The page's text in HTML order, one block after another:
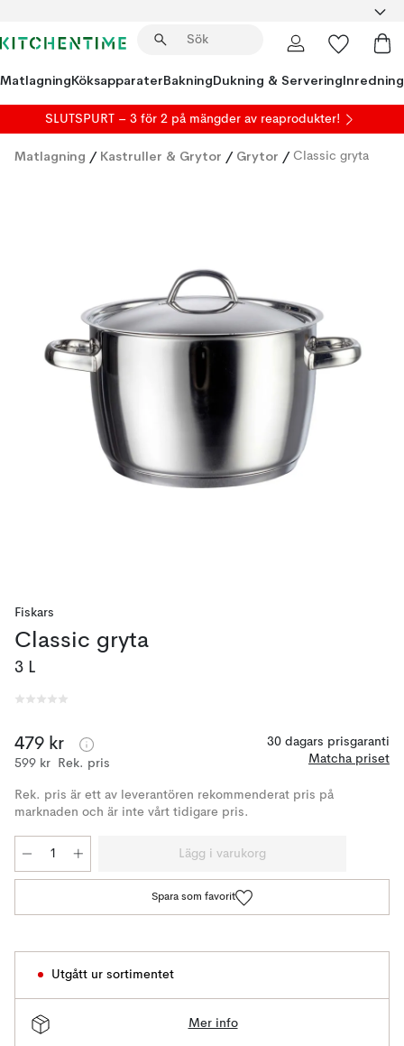
MatlagningKöksapparaterBakningDukning & ServeringInredning
SLUTSPURT – 3 för 2 på mängder av reaprodukter!
Matlagning / Kastruller & Grytor / Grytor / Classic gryta
Fiskars
Classic gryta
3 L
479 kr
599 kr Rek. pris
30 dagars prisgaranti
Matcha priset
Rek. pris är ett av leverantören rekommenderat pris på
marknaden och är inte vårt tidigare pris.
Lägg i varukorg
Spara som favorit
Utgått ur sortimentet
Mer info